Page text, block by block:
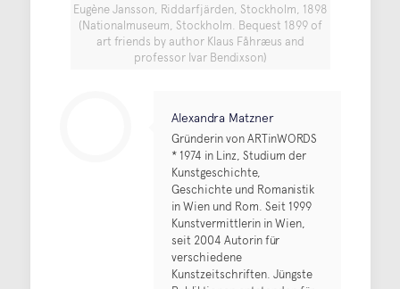
Eugène Jansson, Riddarfjärden, Stockholm, 1898
(Nationalmuseum, Stockholm. Bequest 1899 of
art friends by author Klaus Fåhræus and
professor Ivar Bendixson)
Alexandra Matzner
Gründerin von ARTinWORDS
* 1974 in Linz, Studium der
Kunstgeschichte,
Geschichte und Romanistik
in Wien und Rom. Seit 1999
Kunstvermittlerin in Wien,
seit 2004 Autorin für
verschiedene
Kunstzeitschriften. Jüngste